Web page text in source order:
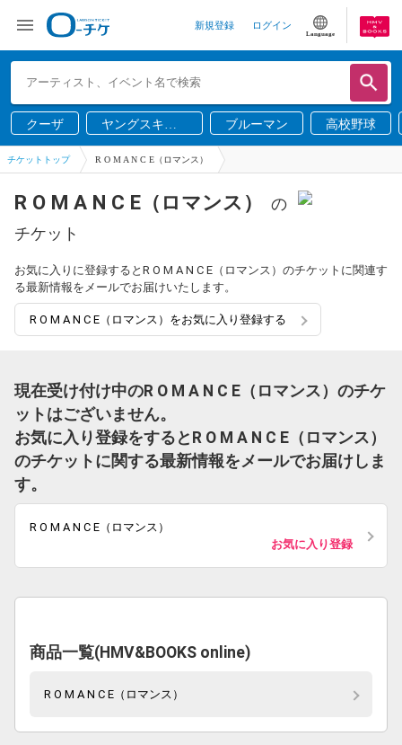
新規登録 ログイン
Language
クーザ
ヤングスキニ
ー
ブルーマン 高校野球
チケットトップ R O M A N C E（ロマンス）
R O M A N C E（ロマンス）
の
チケット
お気に入りに登録するとR O M A N C E（ロマンス）のチケットに関連す
る最新情報をメールでお届けいたします。
R O M A N C E（ロマンス）をお気に入り登録する
現在受け付け中のR O M A N C E（ロマンス）のチケ
ットはございません。
お気に入り登録をするとR O M A N C E（ロマンス）
のチケットに関する最新情報をメールでお届けしま
す。
R O M A N C E（ロマンス）
お気に入り登録
商品一覧(HMV&BOOKS online)
R O M A N C E（ロマンス）